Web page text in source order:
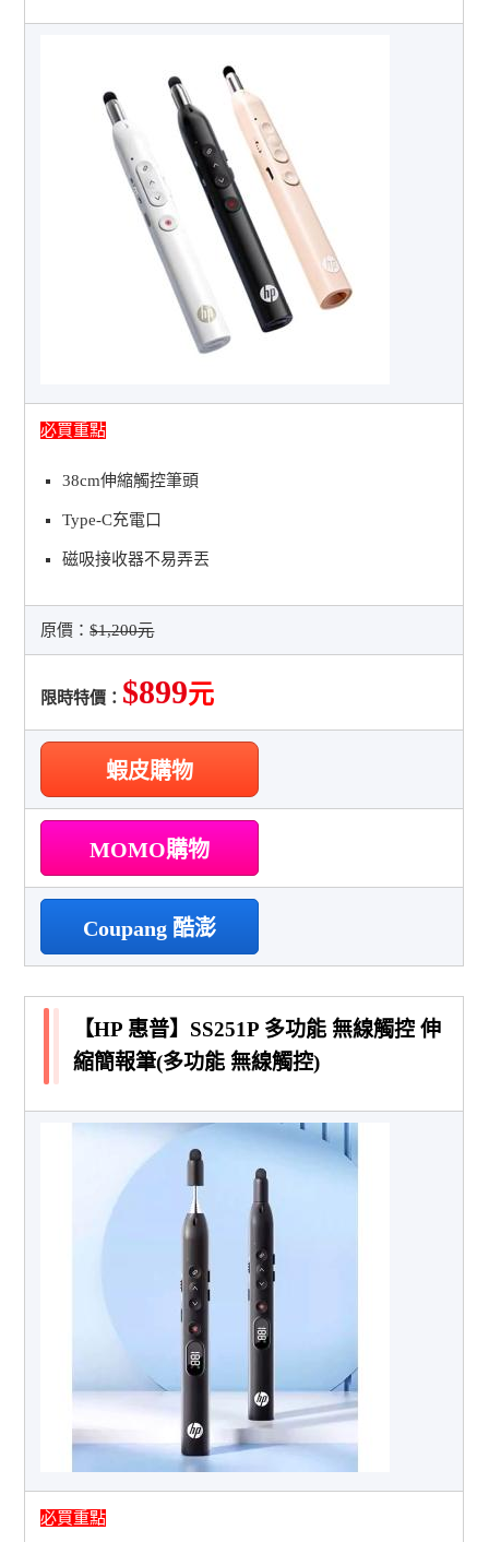
必買重點
38cm伸縮觸控筆頭
Type-C充電口
磁吸接收器不易弄丟
原價：$1,200元
限時特價： $899元
蝦皮購物
MOMO購物
Coupang 酷澎
【HP 惠普】SS251P 多功能 無線觸控 伸
縮簡報筆(多功能 無線觸控)
必買重點